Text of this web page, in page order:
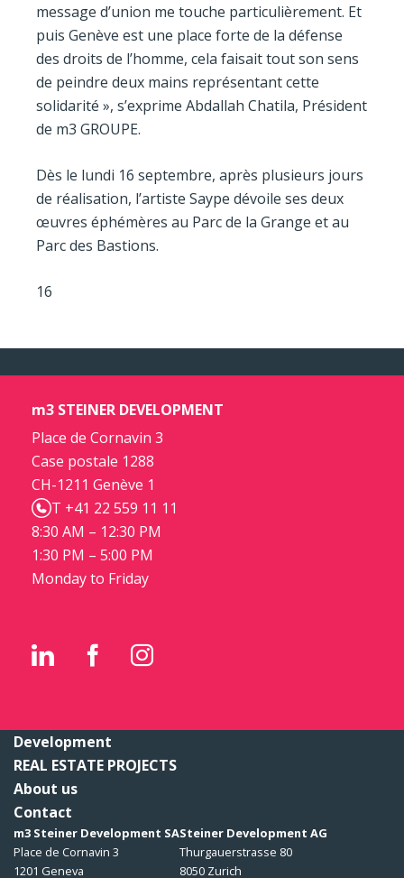
message d’union me touche particulièrement. Et
puis Genève est une place forte de la défense
des droits de l’homme, cela faisait tout son sens
de peindre deux mains représentant cette
solidarité », s’exprime Abdallah Chatila, Président
de m3 GROUPE.
Dès le lundi 16 septembre, après plusieurs jours
de réalisation, l’artiste Saype dévoile ses deux
œuvres éphémères au Parc de la Grange et au
Parc des Bastions.
16
m3 STEINER DEVELOPMENT
Place de Cornavin 3
Case postale 1288
CH-1211 Genève 1
T +41 22 559 11 11
8:30 AM – 12:30 PM
1:30 PM – 5:00 PM
Monday to Friday
Development
REAL ESTATE PROJECTS
About us
Contact
m3 Steiner Development SA
Place de Cornavin 3
1201 Geneva
Steiner Development AG
Thurgauerstrasse 80
8050 Zurich